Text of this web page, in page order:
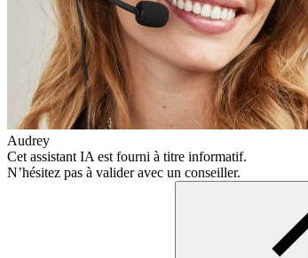
Audrey
Cet assistant IA est fourni à titre informatif.
N’hésitez pas à valider avec un conseiller.